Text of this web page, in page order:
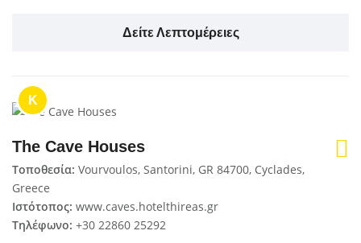
Δείτε Λεπτομέρειες
K
The Cave Houses
Τοποθεσία: Vourvoulos, Santorini, GR 84700, Cyclades,
Greece
Ιστότοπος: www.caves.hotelthireas.gr
Τηλέφωνο: +30 22860 25292